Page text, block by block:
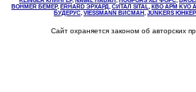
BOHMER БЕМЕР, ERHARD ЭРХАРД, СИТАЛ SITAL, КВО АРМ KVO
БУДЕРУС, VIESSMANN ВИСМАН , JUNKERS
Сайт охраняется законом об авторских